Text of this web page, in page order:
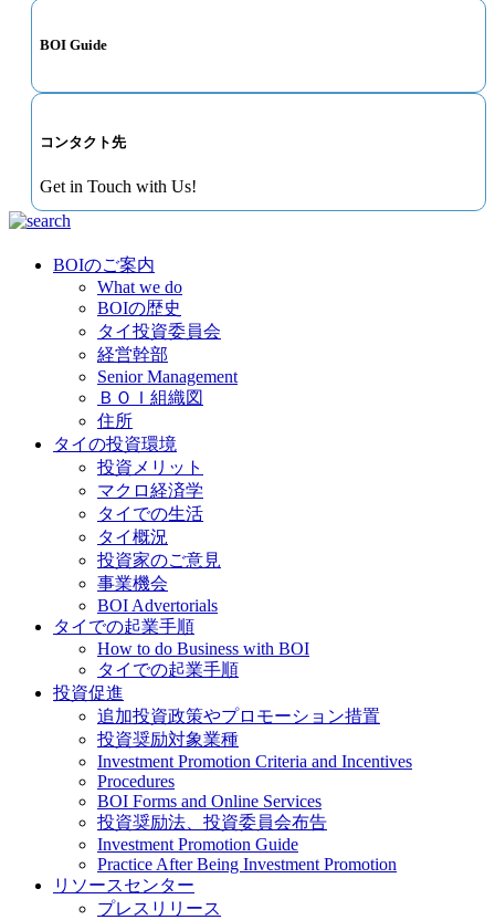
BOI Guide
コンタクト先
Get in Touch with Us!
BOIのご案内
What we do
BOIの歴史
タイ投資委員会
経営幹部
Senior Management
ＢＯＩ組織図
住所
タイの投資環境
投資メリット
マクロ経済学
タイでの生活
タイ概況
投資家のご意見
事業機会
BOI Advertorials
タイでの起業手順
How to do Business with BOI
タイでの起業手順
投資促進
追加投資政策やプロモーション措置
投資奨励対象業種
Investment Promotion Criteria and Incentives
Procedures
BOI Forms and Online Services
投資奨励法、投資委員会布告
Investment Promotion Guide
Practice After Being Investment Promotion
リソースセンター
プレスリリース